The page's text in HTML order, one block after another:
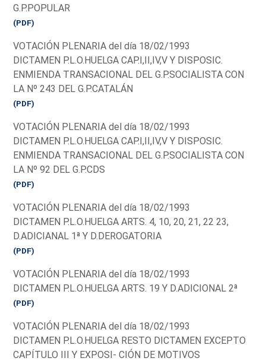
G.P.POPULAR
(PDF)
VOTACIÓN PLENARIA del día 18/02/1993
DICTAMEN P.L.O.HUELGA CAP.I,II,IV,V Y DISPOSIC.
ENMIENDA TRANSACIONAL DEL G.P.SOCIALISTA CON
LA Nº 243 DEL G.P.CATALÁN
(PDF)
VOTACIÓN PLENARIA del día 18/02/1993
DICTAMEN P.L.O.HUELGA CAP.I,II,IV,V Y DISPOSIC.
ENMIENDA TRANSACIONAL DEL G.P.SOCIALISTA CON
LA Nº 92 DEL G.P.CDS
(PDF)
VOTACIÓN PLENARIA del día 18/02/1993
DICTAMEN P.L.O.HUELGA ARTS. 4, 10, 20, 21, 22 23,
D.ADICIANAL 1ª Y D.DEROGATORIA
(PDF)
VOTACIÓN PLENARIA del día 18/02/1993
DICTAMEN P.L.O.HUELGA ARTS. 19 Y D.ADICIONAL 2ª
(PDF)
VOTACIÓN PLENARIA del día 18/02/1993
DICTAMEN P.L.O.HUELGA RESTO DICTAMEN EXCEPTO
CAPÍTULO III Y EXPOSI- CIÓN DE MOTIVOS